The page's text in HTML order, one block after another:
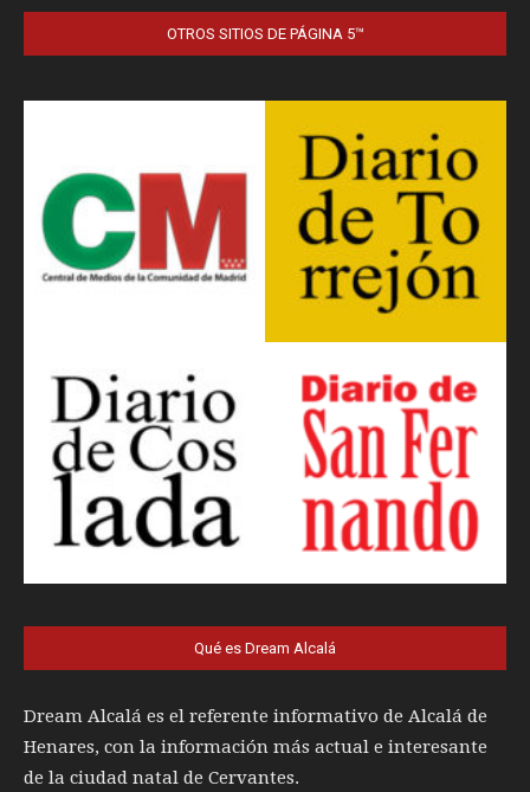
OTROS SITIOS DE PÁGINA 5™
Qué es Dream Alcalá
Dream Alcalá es el referente informativo de Alcalá de
Henares, con la información más actual e interesante
de la ciudad natal de Cervantes.